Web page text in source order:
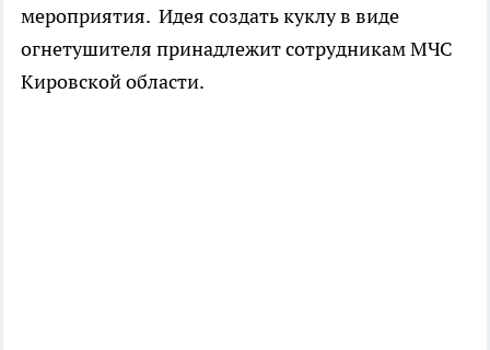
мероприятия. Идея создать куклу в виде
огнетушителя принадлежит сотрудникам МЧС
Кировской области.